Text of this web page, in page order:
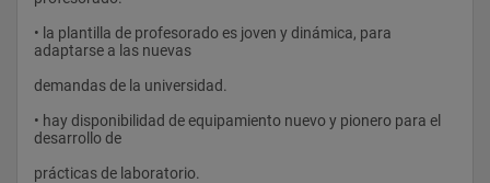
• la plantilla de profesorado es joven y dinámica, para
adaptarse a las nuevas
demandas de la universidad.
• hay disponibilidad de equipamiento nuevo y pionero para el
desarrollo de
prácticas de laboratorio.